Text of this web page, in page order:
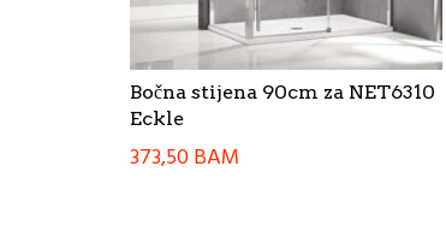
Bočna stijena 90cm za NET6310
Eckle
373,50BAM